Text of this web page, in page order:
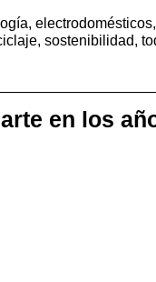
, electrodomésticos
, sostenibilidad,
en los